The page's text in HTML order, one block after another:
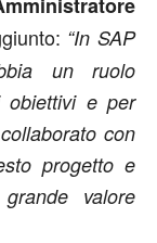
“In SAP
un ruolo
obiettivi e per
con
progetto e
valore